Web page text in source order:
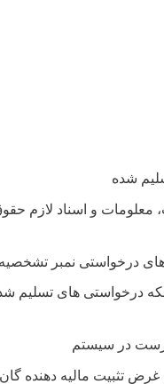
شده
معلومات و اسناد لازم
درخواستی نمبر تشخصیه
درخواستی های تسلیم
در سیستم
تثبیت مالیه دهنده گان